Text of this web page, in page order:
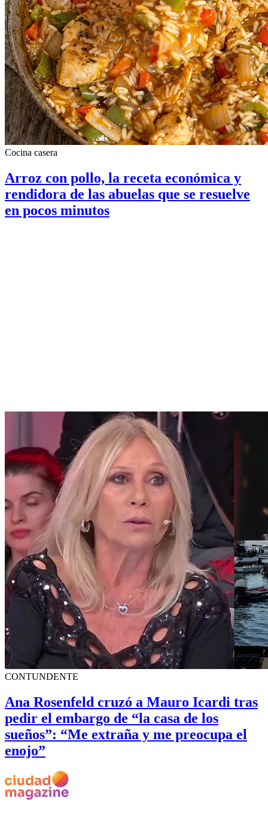
Cocina casera
Arroz con pollo, la receta económica y
rendidora de las abuelas que se resuelve
en pocos minutos
CONTUNDENTE
Ana Rosenfeld cruzó a Mauro Icardi tras
pedir el embargo de “la casa de los
sueños”: “Me extraña y me preocupa el
enojo”